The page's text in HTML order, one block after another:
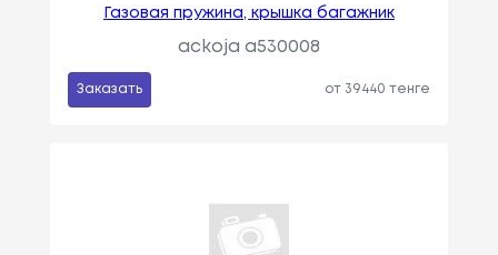
Газовая пружина, крышка багажник
ackoja a530008
Заказать от 39440 тенге